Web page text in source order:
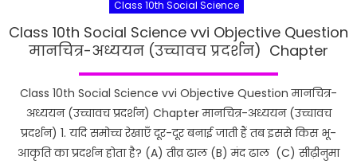
Class 10th Social Science
Class 10th Social Science vvi Objective Question
मानचित्र-अध्ययन (उच्चावच प्रदर्शन) Chapter
Class 10th Social Science vvi Objective Question मानचित्र-
अध्ययन (उच्चावच प्रदर्शन) Chapter मानचित्र-अध्ययन (उच्चावच
प्रदर्शन) 1. यदि समोच्च रेखाएँ दूर-दूर बनाई जाती हैं तब इससे किस भू-
आकृति का प्रदर्शन होता है? (A) तीव्र ढाल (B) मंद ढाल (C) सीढ़ीनुमा